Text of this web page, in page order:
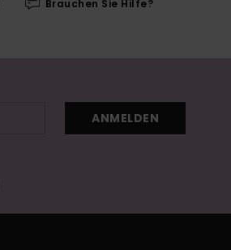
Brauchen Sie Hilfe?
ANMELDEN